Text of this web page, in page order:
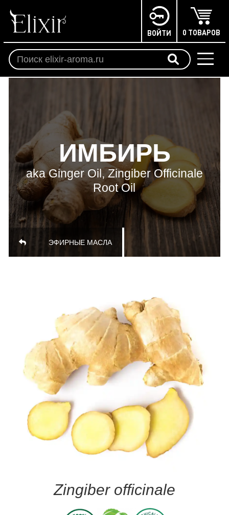
ВОЙТИ 0 ТОВАРОВ
ИМБИРЬ
aka Ginger Oil, Zingiber Officinale
Root Oil
ЭФИРНЫЕ МАСЛА
Zingiber officinale